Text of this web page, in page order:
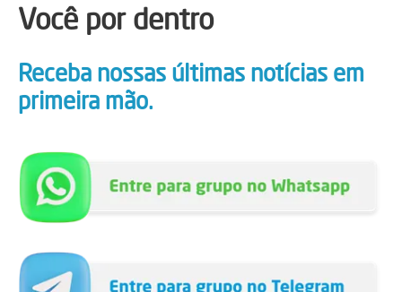
Você por dentro
Receba nossas últimas notícias em
primeira mão.